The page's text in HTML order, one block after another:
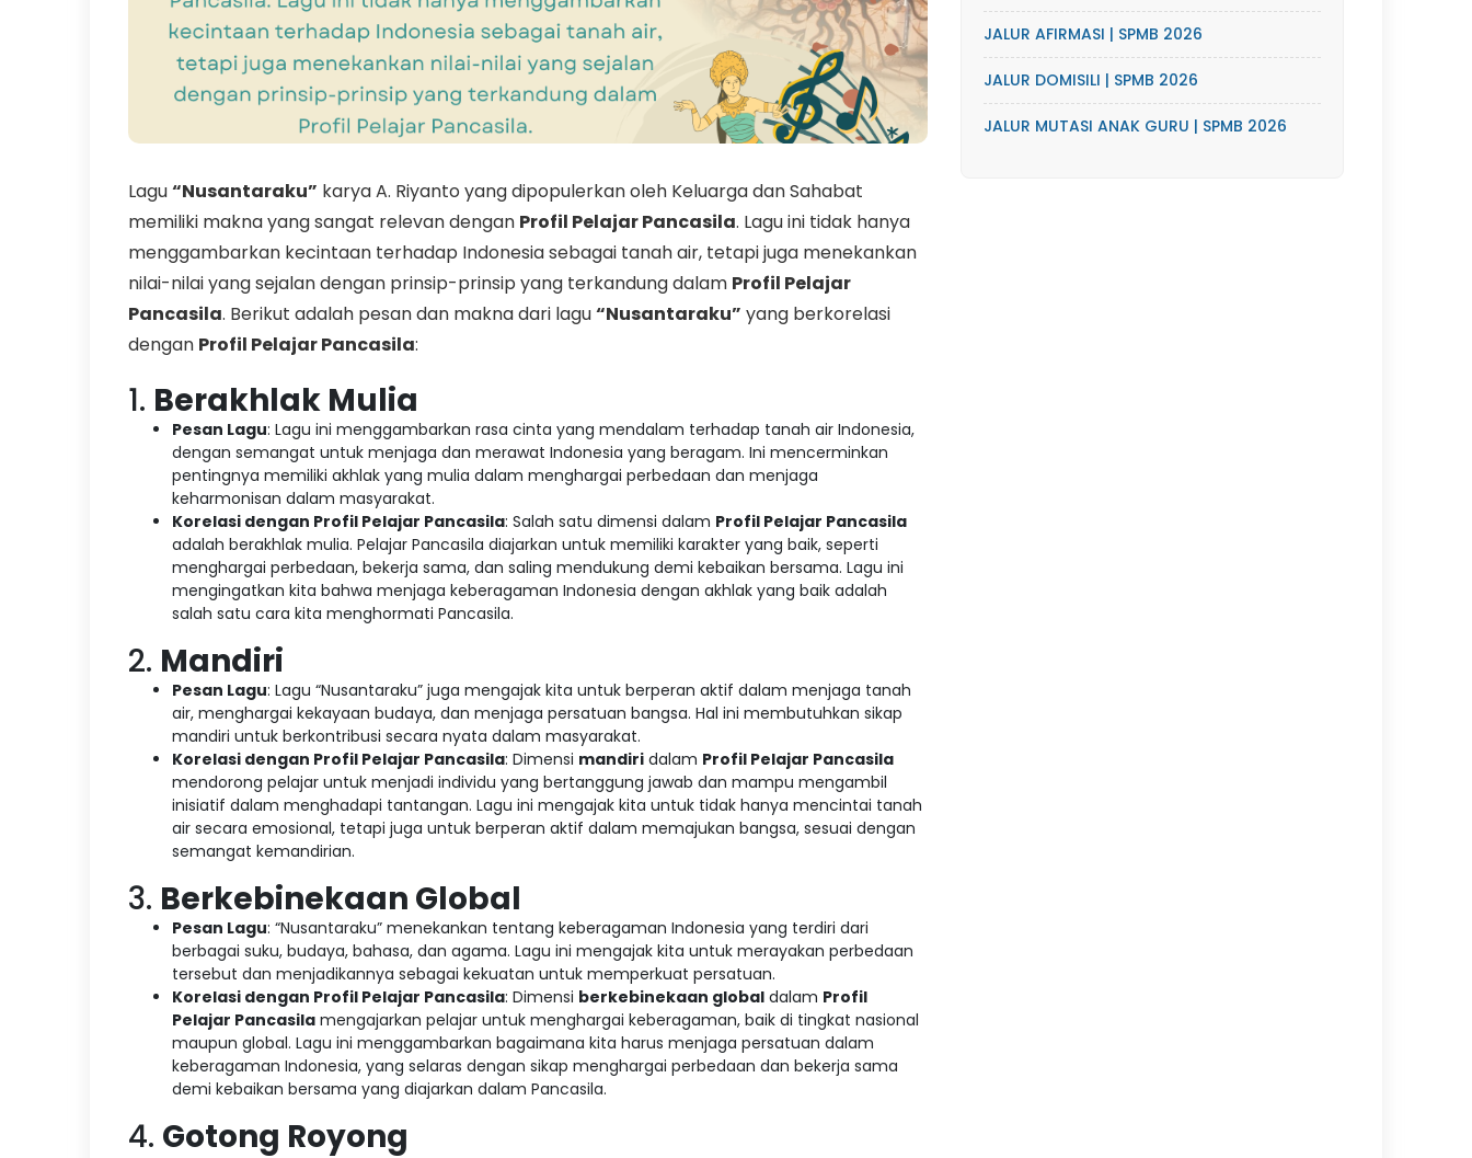
Lagu“Nusantaraku” karya A. Riyanto yang dipopulerkan oleh Keluarga dan Sahabat
memiliki makna yang sangat relevan dengan Profil Pelajar Pancasila. Lagu ini tidak hanya
menggambarkan kecintaan terhadap Indonesia sebagai tanah air, tetapi juga menekankan
nilai-nilai yang sejalan dengan prinsip-prinsip yang terkandung dalam Profil Pelajar
Pancasila. Berikut adalah pesan dan makna dari lagu“Nusantaraku” yang berkorelasi
dengan Profil Pelajar Pancasila:
1. Berakhlak Mulia
Pesan Lagu: Lagu ini menggambarkan rasa cinta yang mendalam terhadap tanah air Indonesia,
dengan semangat untuk menjaga dan merawat Indonesia yang beragam. Ini mencerminkan
pentingnya memiliki akhlak yang mulia dalam menghargai perbedaan dan menjaga
keharmonisan dalam masyarakat.
Korelasi dengan Profil Pelajar Pancasila: Salah satu dimensi dalam Profil Pelajar Pancasila
adalah berakhlak mulia. Pelajar Pancasila diajarkan untuk memiliki karakter yang baik, seperti
menghargai perbedaan, bekerja sama, dan saling mendukung demi kebaikan bersama. Lagu ini
mengingatkan kita bahwa menjaga keberagaman Indonesia dengan akhlak yang baik adalah
salah satu cara kita menghormati Pancasila.
2. Mandiri
Pesan Lagu: Lagu “Nusantaraku” juga mengajak kita untuk berperan aktif dalam menjaga tanah
air, menghargai kekayaan budaya, dan menjaga persatuan bangsa. Hal ini membutuhkan sikap
mandiri untuk berkontribusi secara nyata dalam masyarakat.
Korelasi dengan Profil Pelajar Pancasila: Dimensi mandiri dalam Profil Pelajar Pancasila
mendorong pelajar untuk menjadi individu yang bertanggung jawab dan mampu mengambil
inisiatif dalam menghadapi tantangan. Lagu ini mengajak kita untuk tidak hanya mencintai tanah
air secara emosional, tetapi juga untuk berperan aktif dalam memajukan bangsa, sesuai dengan
semangat kemandirian.
3. Berkebinekaan Global
Pesan Lagu: “Nusantaraku” menekankan tentang keberagaman Indonesia yang terdiri dari
berbagai suku, budaya, bahasa, dan agama. Lagu ini mengajak kita untuk merayakan perbedaan
tersebut dan menjadikannya sebagai kekuatan untuk memperkuat persatuan.
Korelasi dengan Profil Pelajar Pancasila: Dimensi berkebinekaan global dalam Profil
Pelajar Pancasila mengajarkan pelajar untuk menghargai keberagaman, baik di tingkat nasional
maupun global. Lagu ini menggambarkan bagaimana kita harus menjaga persatuan dalam
keberagaman Indonesia, yang selaras dengan sikap menghargai perbedaan dan bekerja sama
demi kebaikan bersama yang diajarkan dalam Pancasila.
4. Gotong Royong
JALUR AFIRMASI | SPMB 2026
JALUR DOMISILI | SPMB 2026
JALUR MUTASI ANAK GURU | SPMB 2026